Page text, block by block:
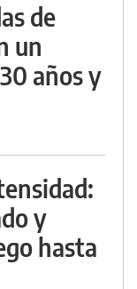
de
un
años y
y
hasta